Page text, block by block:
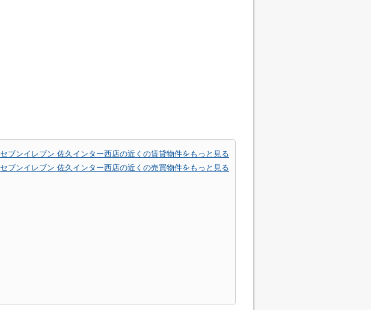
セブンイレブン 佐久インター西店の近くの賃貸物件をもっと見る
セブンイレブン 佐久インター西店の近くの売買物件をもっと見る